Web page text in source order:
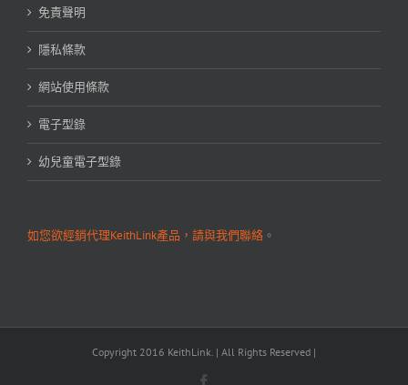
免責聲明
隱私條款
網站使用條款
電子型錄
幼兒童電子型錄
如您欲經銷代理KeithLink產品，請與我們聯絡 。
Copyright 2016 KeithLink. | All Rights Reserved |